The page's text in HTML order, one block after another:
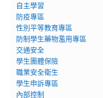
自主學習
防疫專區
性別平等教育專區
防制學生藥物濫用專區
交通安全
學生團體保險
職業安全衛生
學生申訴專區
內部控制